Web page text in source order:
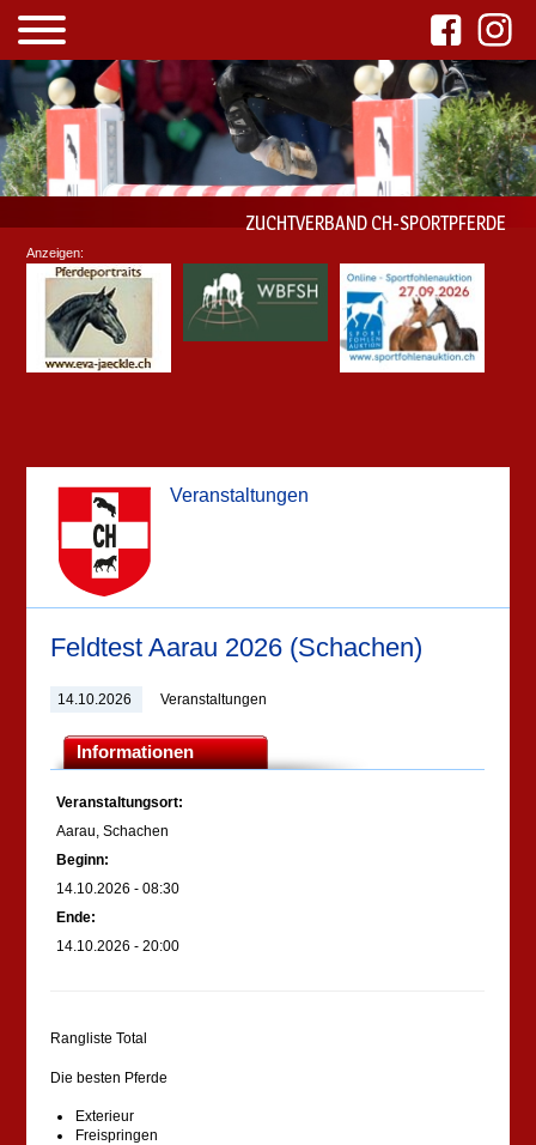
ZUCHTVERBAND CH-SPORTPFERDE
Veranstaltungen
Feldtest Aarau 2026 (Schachen)
14.10.2026 Veranstaltungen
Informationen
Veranstaltungsort:
Aarau, Schachen
Beginn:
14.10.2026 - 08:30
Ende:
14.10.2026 - 20:00
Rangliste Total
Die besten Pferde
Exterieur
Freispringen
Anzeigen: